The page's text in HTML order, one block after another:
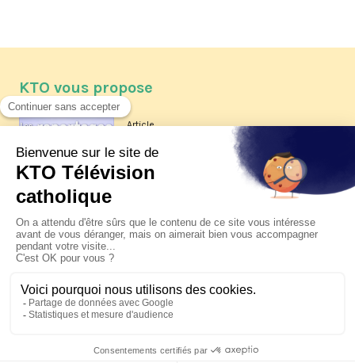
KTO vous propose
Article
Les reportages d'été 2026 de KTO
La visite pastorale du pape Léon
XIV à Assise à suivre sur KTO le
jeudi 6 août
Le pape en Uruguay, Argentine et
Pérou du 6 au 17 novembre 2026